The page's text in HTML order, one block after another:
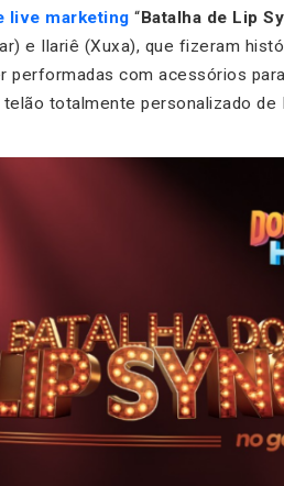
live marketing “Batalha de Lip
e Ilariê (Xuxa), que fizeram
performadas com acessórios
totalmente personalizado de